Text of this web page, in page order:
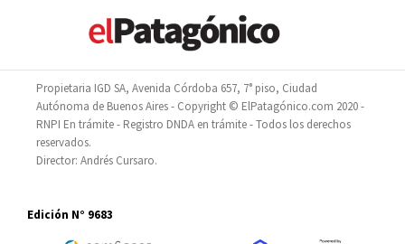
Propietaria IGD SA, Avenida Córdoba 657, 7° piso, Ciudad
Autónoma de Buenos Aires - Copyright © ElPatagónico.com 2020 -
RNPI En trámite - Registro DNDA en trámite - Todos los derechos
reservados.
Director: Andrés Cursaro.
Edición N° 9683